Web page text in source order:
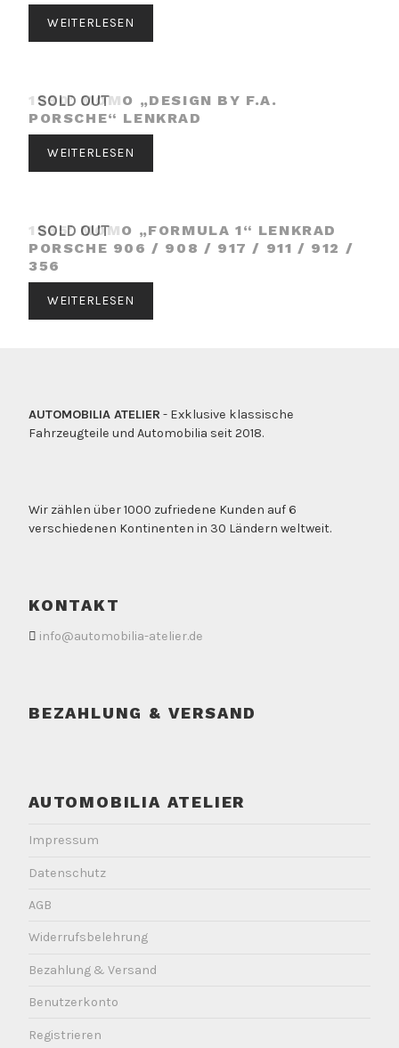
WEITERLESEN
SOLD OUT
1990′ MOMO „DESIGN BY F.A.
PORSCHE“ LENKRAD
WEITERLESEN
SOLD OUT
1965′ MOMO „FORMULA 1“ LENKRAD
PORSCHE 906 / 908 / 917 / 911 / 912 /
356
WEITERLESEN
AUTOMOBILIA ATELIER - Exklusive klassische
Fahrzeugteile und Automobilia seit 2018.
Wir zählen über 1000 zufriedene Kunden auf 6
verschiedenen Kontinenten in 30 Ländern weltweit.
KONTAKT
info@automobilia-atelier.de
BEZAHLUNG & VERSAND
AUTOMOBILIA ATELIER
Impressum
Datenschutz
AGB
Widerrufsbelehrung
Bezahlung & Versand
Benutzerkonto
Registrieren